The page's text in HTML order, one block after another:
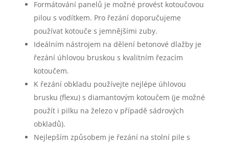
Formátování panelů je možné provést kotoučovou
pilou s vodítkem. Pro řezání doporučujeme
používat kotouče s jemnějšími zuby.
Ideálním nástrojem na dělení betonové dlažby je
řezání úhlovou bruskou s kvalitním řezacím
kotoučem.
K řezání obkladu používejte nejlépe úhlovou
brusku (flexu) s diamantovým kotoučem (je možné
použít i pilku na železo v případě sádrových
obkladů).
Nejlepším způsobem je řezání na stolní pile s